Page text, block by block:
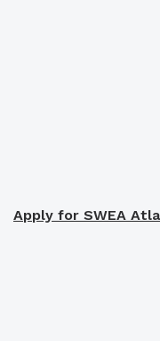
Apply for SWEA